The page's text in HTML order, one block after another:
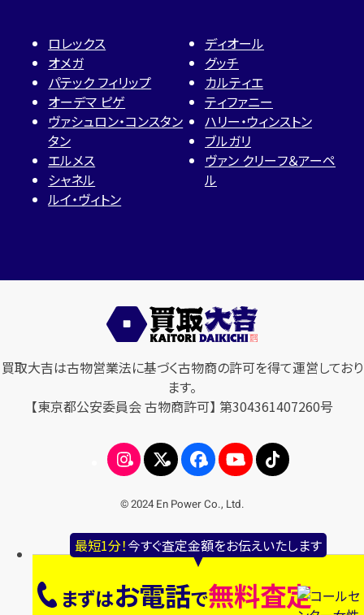
最短1分！今すぐ査定金額をお伝えいたします
まずはお電話で無料査定
ロレックス
オメガ
パテック フィリップ
オーデマ ピゲ
ヴァシュロン・コンスタン
タン
エルメス
シャネル
ルイ・ヴィトン
ディオール
グッチ
カルティエ
ティファニー
ハリー・ウィンストン
ブルガリ
ヴァン クリーフ＆アーペ
ル
買取大吉は古物営業法に基づく古物商の許可を得て運営しており
ます。
【東京都公安委員会 古物商許可】 第304361407260号
© 2024 En Power Co., Ltd.